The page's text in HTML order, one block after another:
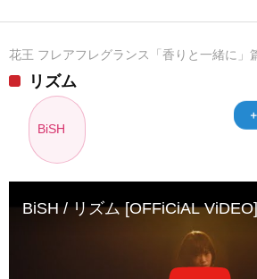
花王 フレアフレグランス「香りと一緒に」
リズム
BiSH
BiSH / リズム [OFFiCiAL ViDEO]